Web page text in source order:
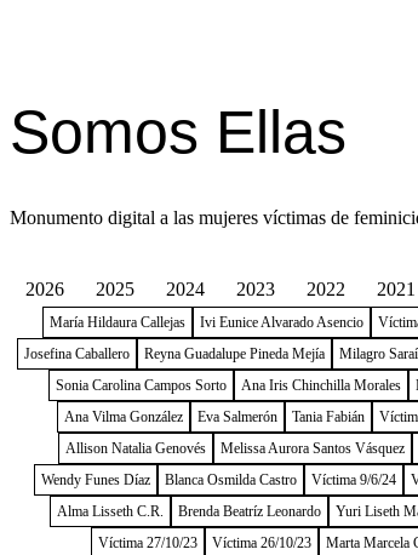
Somos Ellas
Monumento digital a las mujeres víctimas de
2026
2025 2024 2023 2022 2021
María Hildaura Callejas Ivi Eunice Alvarado Asencio
Josefina Caballero
Reyna Guadalupe Pineda Mejía Milagro
Sonia Carolina Campos Sorto
Ana Iris Chinchilla Morales
Ana Vilma González
Eva Salmerón Tania Fabián
Allison Natalia Genovés
Melissa Aurora Santos Vásquez
Wendy Funes Díaz
Blanca Osmilda Castro Víctima 9/6/24
Alma Lisseth C.R.
Brenda Beatríz Leonardo Yuri Liseth
Víctima 27/10/23
Víctima 26/10/23 Marta Marcela